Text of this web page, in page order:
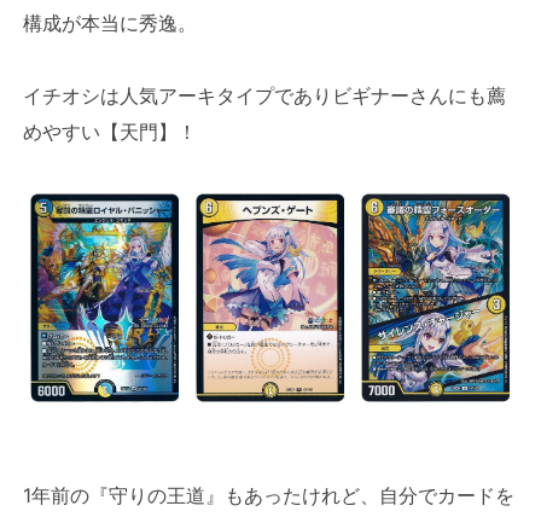
構成が本当に秀逸。
イチオシは人気アーキタイプでありビギナーさんにも薦
めやすい【天門】！
1年前の『守りの王道』もあったけれど、自分でカードを